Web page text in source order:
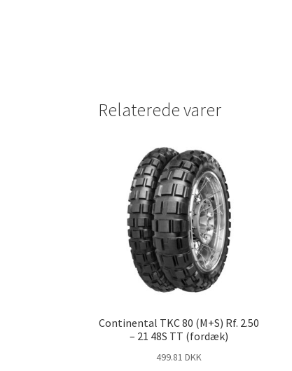
Relaterede varer
Continental TKC 80 (M+S) Rf. 2.50
– 21 48S TT (fordæk)
499.81 DKK